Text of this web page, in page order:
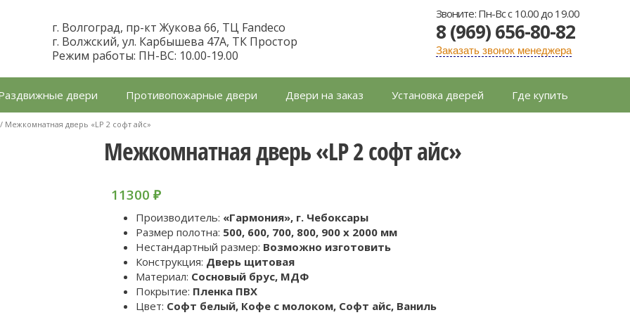
г. Волгоград, пр-кт Жукова 66, ТЦ Fandeco
г. Волжский, ул. Карбышева 47А, ТК Простор
Режим работы: ПН-ВС: 10.00-19.00
Звоните: Пн-Вс с 10.00 до 19.00
8 (969) 656-80-82
Заказать звонок менеджера
двери Противопожарные двери Двери на заказ Установка дверей Где купить
/ Межкомнатная дверь «LP 2 софт айс»
Межкомнатная дверь «LP 2 софт айс»
11300₽
Производитель: «Гармония», г. Чебоксары
Размер полотна: 500, 600, 700, 800, 900 x 2000 мм
Нестандартный размер: Возможно изготовить
Конструкция: Дверь щитовая
Материал: Cосновый брус, МДФ
Покрытие: Пленка ПВХ
Цвет: Софт белый, Кофе с молоком, Софт айс, Ваниль